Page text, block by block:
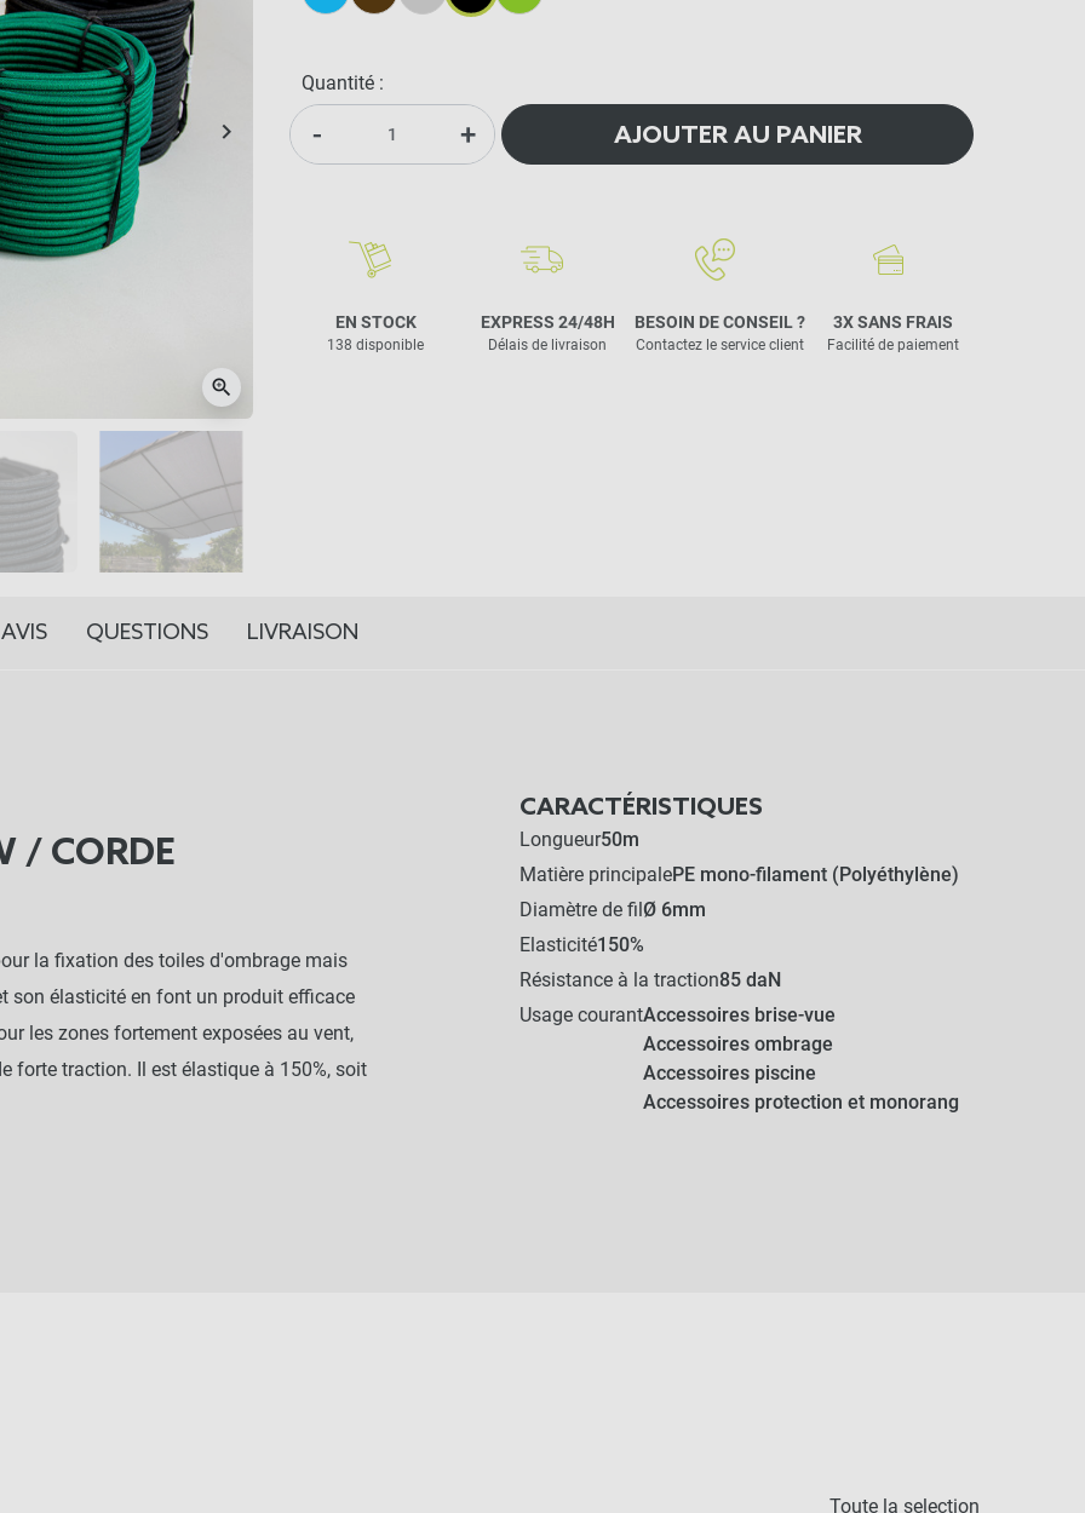
Suivant
keyboard_arrow_right
zoom_in
Quantité :
- + AJOUTER AU PANIER
EN STOCK
138 disponible
EXPRESS 24/48H
Délais de livraison
BESOIN DE CONSEIL ?
Contactez le service client
3X SANS FRAIS
Facilité de paiement
AVIS QUESTIONS LIVRAISON
/ CORDE
la fixation des toiles d'ombrage mais
son élasticité en font un produit efficace
les zones fortement exposées au vent,
forte traction. Il est élastique à 150%, soit
CARACTÉRISTIQUES
Longueur50m
Matière principalePE mono-filament (Polyéthylène)
Diamètre de fil Ø 6mm
Elasticité150%
Résistance à la traction85 daN
Usage courantAccessoires brise-vue
Accessoires ombrage
Accessoires piscine
Accessoires protection et monorang
Toute la selection